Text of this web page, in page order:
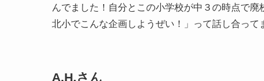
んでました！自分とこの小学校が中３の時点で
北小でこんな企画しようぜい！」って話し合って
A.H.さん